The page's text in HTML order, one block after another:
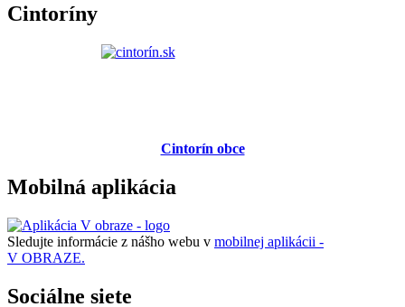
Cintoríny
Cintorín obce
Mobilná aplikácia
Sledujte informácie z nášho webu v mobilnej aplikácii -
V OBRAZE.
Sociálne siete